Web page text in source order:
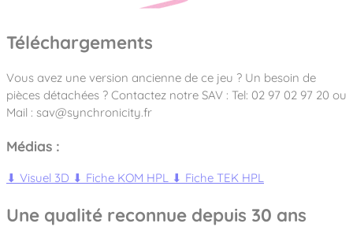
Téléchargements
Vous avez une version ancienne de ce jeu ? Un besoin de
pièces détachées ? Contactez notre SAV : Tel: 02 97 02 97 20 ou
Mail : sav@synchronicity.fr
Médias :
⬇ Visuel 3D ⬇ Fiche KOM HPL ⬇ Fiche TEK HPL
Une qualité reconnue depuis 30 ans